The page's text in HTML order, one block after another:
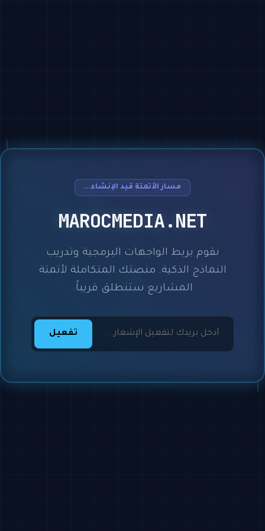
مسار الأتمتة قيد الإنشاء...
MAROCMEDIA.NET
نقوم بربط الواجهات البرمجية وتدريب
النماذج الذكية. منصتك المتكاملة لأتمتة
المشاريع ستنطلق قريباً.
تفعيل